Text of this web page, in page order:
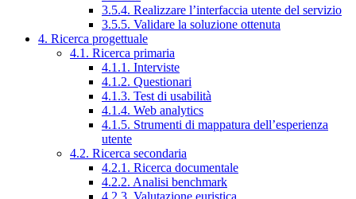
3.5.4. Realizzare l’interfaccia utente del servizio
3.5.5. Validare la soluzione ottenuta
4. Ricerca progettuale
4.1. Ricerca primaria
4.1.1. Interviste
4.1.2. Questionari
4.1.3. Test di usabilità
4.1.4. Web analytics
4.1.5. Strumenti di mappatura dell’esperienza
utente
4.2. Ricerca secondaria
4.2.1. Ricerca documentale
4.2.2. Analisi benchmark
4.2.3. Valutazione euristica